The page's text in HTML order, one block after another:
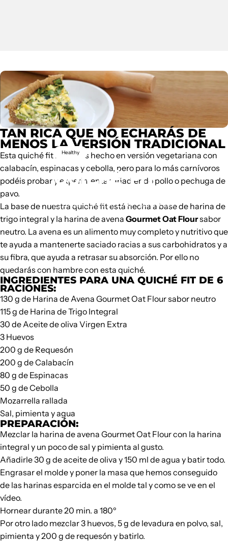
Healthy
QUICHÉ FIT
23 de febrero de 2018 por Weider
TAN RICA QUE NO ECHARÁS DE
MENOS LA VERSIÓN TRADICIONAL
Esta quiché fit la hemos hecho en versión vegetariana con
calabacín, espinacas y cebolla, pero para lo más carnívoros
podéis probar y experimentar añadiendo pollo o pechuga de
pavo.
La base de nuestra quiché fit está hecha a base de harina de
trigo integral y la harina de avena Gourmet Oat Floursabor
neutro. La avena es un alimento muy completo y nutritivo que
te ayuda a mantenerte saciado racias a sus carbohidratos y a
su fibra, que ayuda a retrasar su absorción. Por ello no
quedarás con hambre con esta quiché.
INGREDIENTES PARA UNA QUICHÉ FIT DE 6
RACIONES:
130 g de Harina de Avena Gourmet Oat Floursabor neutro
115 g de Harina de Trigo Integral
30 de Aceite de oliva Virgen Extra
3 Huevos
200 g de Requesón
200 g de Calabacín
80 g de Espinacas
50 g de Cebolla
Mozarrella rallada
Sal, pimienta y agua
PREPARACIÓN:
Mezclar la harina de avena Gourmet Oat Flourcon la harina
integral y un poco de sal y pimienta al gusto.
Añadirle 30 g de aceite de oliva y 150 ml de agua y batir todo.
Engrasar el molde y poner la masa que hemos conseguido
de las harinas esparcida en el molde tal y como se ve en el
vídeo.
Hornear durante 20 min. a 180º
Por otro lado mezclar 3 huevos, 5 g de levadura en polvo, sal,
pimienta y 200 g de requesón y batirlo.